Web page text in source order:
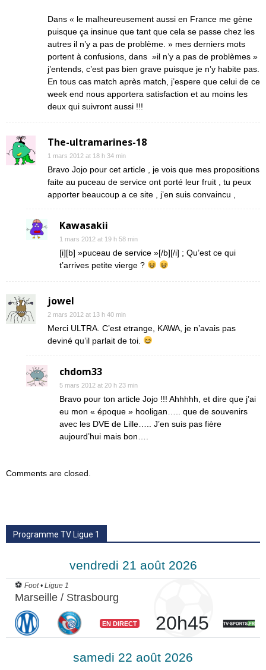
Dans « le malheureusement aussi en France me gène
puisque ça insinue que tant que cela se passe chez les
autres il n’y a pas de problème. » mes derniers mots
portent à confusions, dans »il n’y a pas de problèmes »
j’entends, c’est pas bien grave puisque je n’y habite pas.
En tous cas match après match, j’espere que celui de ce
week end nous apportera satisfaction et au moins les
deux qui suivront aussi !!!
The-ultramarines-18
1 mars 2012 at 18 h 34 min
Bravo Jojo pour cet article , je vois que mes propositions
faite au puceau de service ont porté leur fruit , tu peux
apporter beaucoup a ce site , j’en suis convaincu ,
Kawasakii
1 mars 2012 at 19 h 58 min
[i][b] »puceau de service »[/b][/i] ; Qu’est ce qui
t’arrives petite vierge ?
jowel
2 mars 2012 at 13 h 40 min
Merci ULTRA. C’est etrange, KAWA, je n’avais pas
deviné qu’il parlait de toi.
chdom33
5 mars 2012 at 20 h 23 min
Bravo pour ton article Jojo !!! Ahhhhh, et dire que j’ai
eu mon « époque » hooligan….. que de souvenirs
avec les DVE de Lille….. J’en suis pas fière
aujourd’hui mais bon….
Comments are closed.
Programme TV Ligue 1